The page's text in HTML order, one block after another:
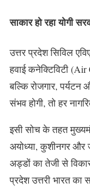
साकार हो रहा योगी
उत्तर प्रदेश सिविल
हवाई कनेक्टिविटी (Air
बल्कि रोजगार,
संभव होगी, तो हर
इसी सोच के तहत
अयोध्या, कुशीनगर और
अड्डों का तेजी से
प्रदेश उत्तरी भारत